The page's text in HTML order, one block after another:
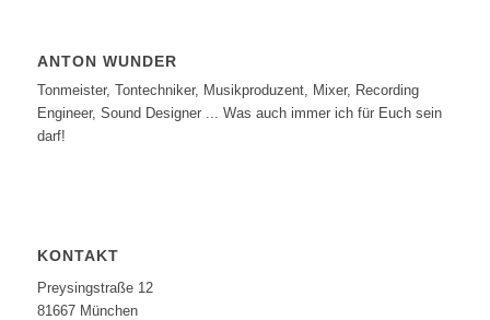
ANTON WUNDER
Tonmeister, Tontechniker, Musikproduzent, Mixer, Recording
Engineer, Sound Designer ... Was auch immer ich für Euch sein
darf!
KONTAKT
Preysingstraße 12
81667 München